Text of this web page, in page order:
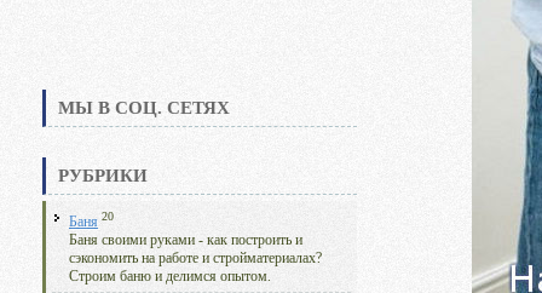
МЫ В СОЦ. СЕТЯХ
РУБРИКИ
Баня 20
Баня своими руками - как построить и
сэкономить на работе и стройматериалах?
Строим баню и делимся опытом.